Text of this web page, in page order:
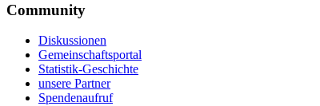
Community
Diskussionen
Gemeinschaftsportal
Statistik-Geschichte
unsere Partner
Spendenaufruf